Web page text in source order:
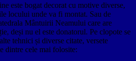
este bogat decorat cu motive diverse,
locului unde va fi montat. Sau de
Mântuirii Neamului care are
deși nu el este donatorul. Pe clopote se
tehnici și diverse citate, versete
dintre cele mai folosite: